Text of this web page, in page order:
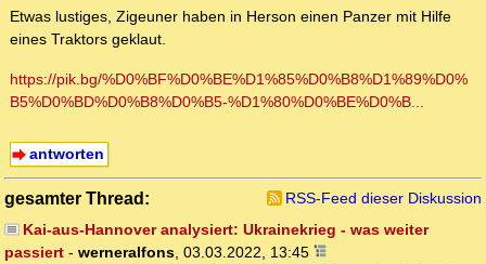
Etwas lustiges, Zigeuner haben in Herson einen Panzer mit Hilfe
eines Traktors geklaut.
https://pik.bg/%D0%BF%D0%BE%D1%85%D0%B8%D1%89%D0%
B5%D0%BD%D0%B8%D0%B5-%D1%80%D0%BE%D0%B...
antworten
gesamter Thread:
RSS-Feed dieser Diskussion
Kai-aus-Hannover analysiert: Ukrainekrieg - was weiter
passiert - werneralfons, 03.03.2022, 13:45